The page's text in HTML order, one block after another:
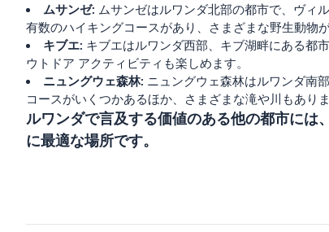
ムサンゼ: ムサンゼはルワンダ北部の都市で、ヴィ
有数のハイキングコースがあり、さまざまな野生動物
キブエ: キブエはルワンダ西部、キブ湖畔にある都
ウトドア アクティビティも楽しめます。
ニュングウェ森林: ニュングウェ森林はルワンダ南
コースがいくつかあるほか、さまざまな滝や川もありま
ルワンダで言及する価値のある他の都市に
に最適な場所です。